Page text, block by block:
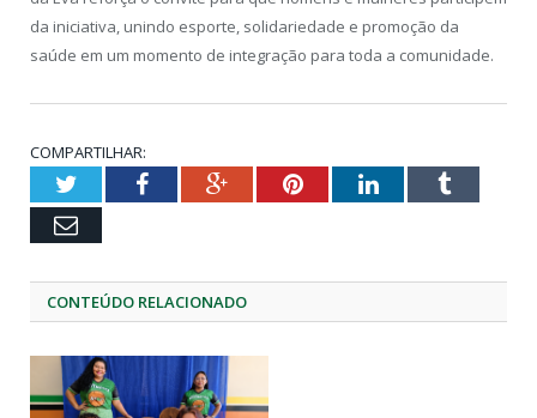
da iniciativa, unindo esporte, solidariedade e promoção da
saúde em um momento de integração para toda a comunidade.
COMPARTILHAR:
TwitterFacebookGoogle+PinterestLinkedInTumblr
Email
CONTEÚDO RELACIONADO